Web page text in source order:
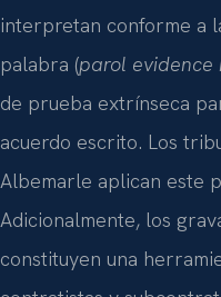
interpretan conforme a
palabra (parol evidence
de prueba extrínseca
acuerdo escrito. Los
Albemarle aplican este
Adicionalmente, los
constituyen una